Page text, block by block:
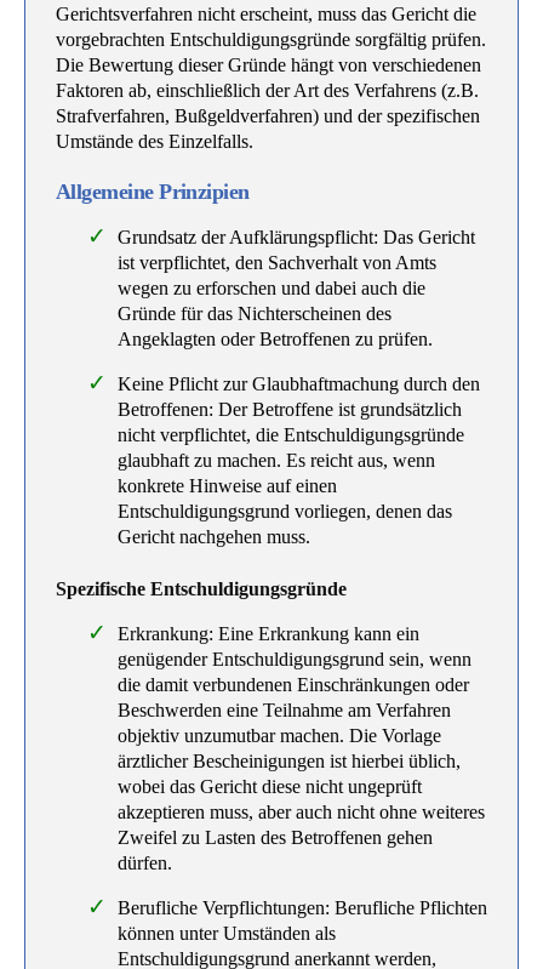
Gerichtsverfahren nicht erscheint, muss das Gericht die
vorgebrachten Entschuldigungsgründe sorgfältig prüfen.
Die Bewertung dieser Gründe hängt von verschiedenen
Faktoren ab, einschließlich der Art des Verfahrens (z.B.
Strafverfahren, Bußgeldverfahren) und der spezifischen
Umstände des Einzelfalls.
Allgemeine Prinzipien
Grundsatz der Aufklärungspflicht: Das Gericht
ist verpflichtet, den Sachverhalt von Amts
wegen zu erforschen und dabei auch die
Gründe für das Nichterscheinen des
Angeklagten oder Betroffenen zu prüfen.
Keine Pflicht zur Glaubhaftmachung durch den
Betroffenen: Der Betroffene ist grundsätzlich
nicht verpflichtet, die Entschuldigungsgründe
glaubhaft zu machen. Es reicht aus, wenn
konkrete Hinweise auf einen
Entschuldigungsgrund vorliegen, denen das
Gericht nachgehen muss.
Spezifische Entschuldigungsgründe
Erkrankung: Eine Erkrankung kann ein
genügender Entschuldigungsgrund sein, wenn
die damit verbundenen Einschränkungen oder
Beschwerden eine Teilnahme am Verfahren
objektiv unzumutbar machen. Die Vorlage
ärztlicher Bescheinigungen ist hierbei üblich,
wobei das Gericht diese nicht ungeprüft
akzeptieren muss, aber auch nicht ohne weiteres
Zweifel zu Lasten des Betroffenen gehen
dürfen.
Berufliche Verpflichtungen: Berufliche Pflichten
können unter Umständen als
Entschuldigungsgrund anerkannt werden,